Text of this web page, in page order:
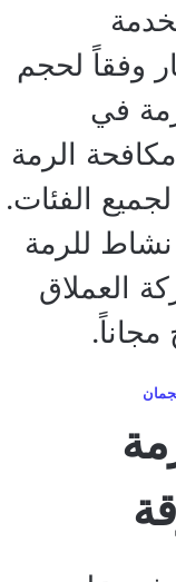
وفقاً لحجم
في
الرمة
الفئات.
للرمة
العملاق
مجاناً.